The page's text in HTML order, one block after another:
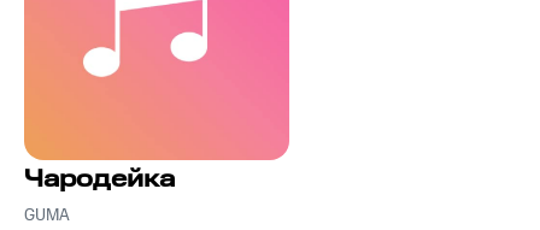
Чародейка
GUMA